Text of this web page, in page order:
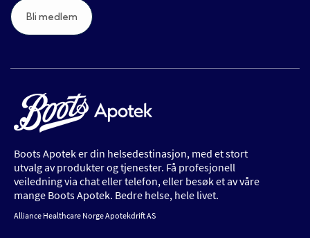
Bli medlem
Boots Apotek er din helsedestinasjon, med et stort
utvalg av produkter og tjenester. Få profesjonell
veiledning via chat eller telefon, eller besøk et av våre
mange Boots Apotek. Bedre helse, hele livet.
Alliance Healthcare Norge Apotekdrift AS